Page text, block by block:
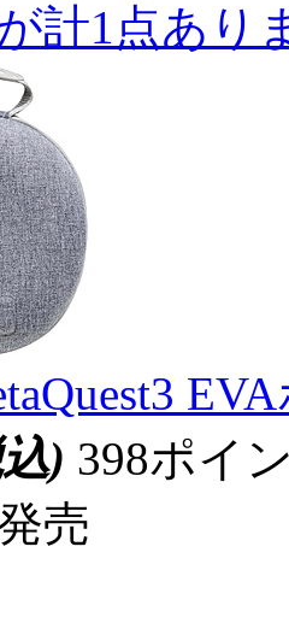
計1点あり
) 398ポイ
売